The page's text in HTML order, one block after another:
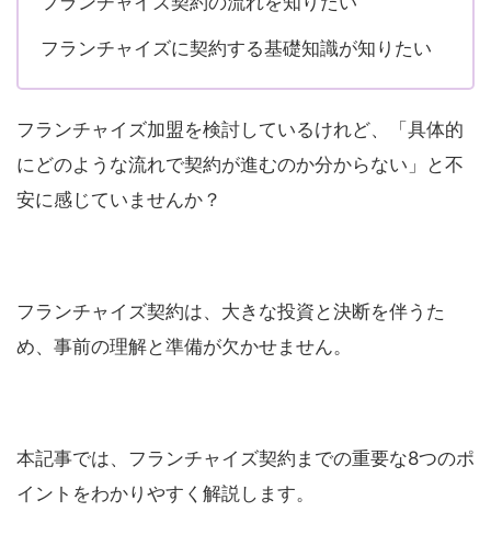
フランチャイズに契約する基礎知識が知りたい
フランチャイズ加盟を検討しているけれど、「具体的
にどのような流れで契約が進むのか分からない」と不
安に感じていませんか？
フランチャイズ契約は、大きな投資と決断を伴うた
め、事前の理解と準備が欠かせません。
本記事では、フランチャイズ契約までの重要な8つのポ
イントをわかりやすく解説します。